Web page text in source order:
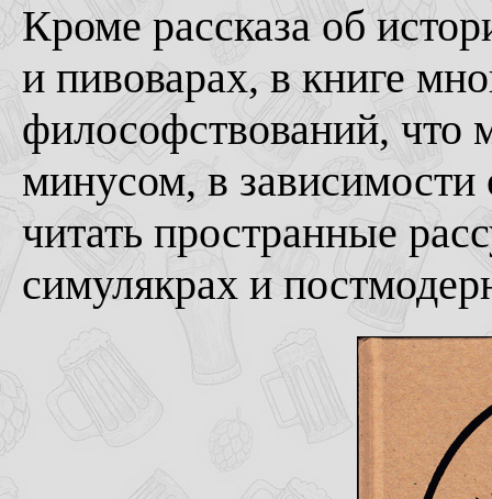
Кроме рассказа об
и пивоварах, в книге
философствований, что
минусом, в зависимости
читать пространные
симулякрах и